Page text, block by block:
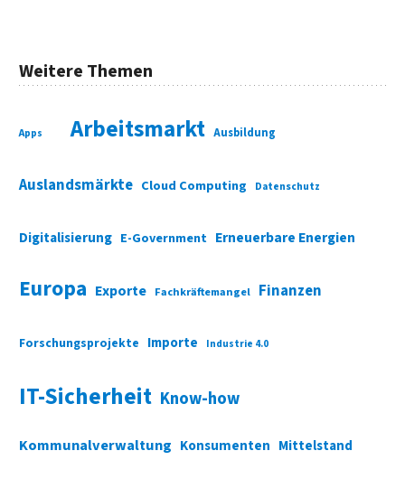
Weitere Themen
Apps Arbeitsmarkt Ausbildung
Auslandsmärkte Cloud Computing Datenschutz
Digitalisierung E-Government Erneuerbare Energien
Europa Exporte Fachkräftemangel Finanzen
Forschungsprojekte Importe Industrie 4.0
IT-Sicherheit Know-how
Kommunalverwaltung Konsumenten Mittelstand